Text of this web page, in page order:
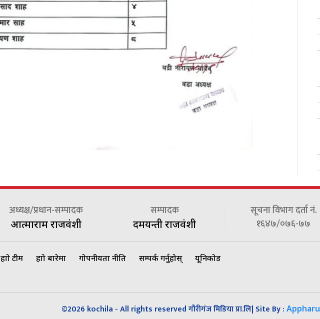
अध्यक्ष/प्रधान-सम्पादक
आत्माराम राजवंशी
सम्पादक
दमयन्ती राजवंशी
सूचना विभाग दर्ता नं.
१६४७/०७६-७७
हाम्रो टीम हाम्रो बारेमा गोपनीयता नीति सम्पर्क गर्नुहोस् यूनिकोड
©2026 kochila - All rights reserved गौरीगंज मिडिया प्रा.लि| Site By : Appharu